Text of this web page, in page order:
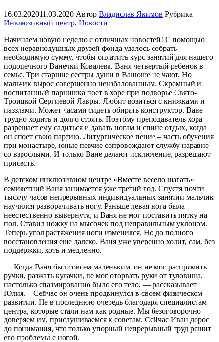
16.03.202011.03.2020 Автор Владислав Якимов Рубрика
Инклюзивный центр, Новости
Начинаем новую неделю с отличных новостей! С помощью
всех неравнодушных друзей фонда удалось собрать
необходимую сумму, чтобы оплатить курс занятий для нашего
подопечного Ванечки Ковалева. Ваня четвертый ребенок в
семье. Три старшие сестры души в Ванюше не чают. Но
мальчик вырос совершенно неизбалованным. Скромный и
воспитанный парнишка поет в хоре при подворье Свято-
Троицкой Сергиевой Лавры. Любит возиться с книжками и
паззлами. Может часами сидеть обирать конструктор. Ване
трудно ходить и долго стоять. Поэтому преподаватель хора
разрешает ему садиться и давать ногам и спине отдых, когда
он споет свою партию. Литургическое пение – часть обучения
при монастыре, юные певчие сопровождают службу наравне
со взрослыми. И только Ване делают исключение, разрешают
присесть.
В детском инклюзивном центре «Вместе весело шагать»
семилетний Ваня занимается уже третий год. Спустя почти
тысячу часов непрерывных индивидуальных занятий мальчик
научился разворачивать ногу. Раньше левая нога была
неестественно вывернута, и Ваня не мог поставить пятку на
пол. Ставил ножку на мысочек под неправильным уклоном.
Теперь угол растяжения ноги изменился. Но до полного
восстановления еще далеко. Ваня уже уверенно ходит, сам, без
поддержки, хоть и медленно.
— Когда Ваня был совсем маленьким, он не мог распрямить
ручки, разжать кулачки, не мог оторвать руки от туловища,
настолько спазмированно было его тело, — рассказывает
Юлия. – Сейчас он очень продвинулся в своем физическом
развитии. Не в последнюю очередь благодаря специалистам
центра, которые стали нам как родные. Мы безоговорочно
доверяем им, прислушиваемся к советам. Сейчас Иван дорос
до понимания, что только упорный непрерывный труд решит
его проблемы с ногой.